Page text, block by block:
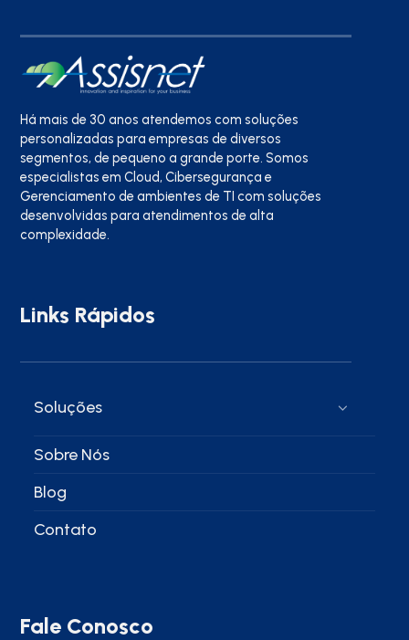
Há mais de 30 anos atendemos com soluções
personalizadas para empresas de diversos
segmentos, de pequeno a grande porte. Somos
especialistas em Cloud, Cibersegurança e
Gerenciamento de ambientes de TI com soluções
desenvolvidas para atendimentos de alta
complexidade.
Links Rápidos
Soluções
Sobre Nós
Blog
Contato
Fale Conosco